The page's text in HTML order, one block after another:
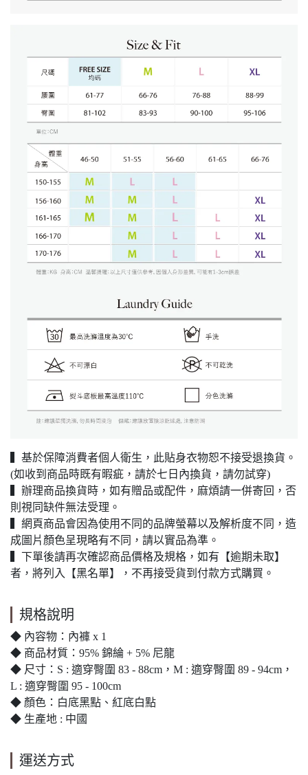
▍基於保障消費者個人衛生，此貼身衣物恕不接受退換貨。
(如收到商品時既有暇疵，請於七日內換貨，請勿試穿)
▍辦理商品換貨時，如有贈品或配件，麻煩請一併寄回，否
則視同缺件無法受理。
▍網頁商品會因為使用不同的品牌螢幕以及解析度不同，造
成圖片顏色呈現略有不同，請以實品為準。
▍下單後請再次確認商品價格及規格，如有【逾期未取】
者，將列入【黑名單】，不再接受貨到付款方式購買。
規格說明
◆ 內容物：內褲 x 1
◆ 商品材質：95% 錦綸 + 5% 尼龍
◆ 尺寸：S : 適穿臀圍 83 - 88cm，M : 適穿臀圍 89 - 94cm，
L : 適穿臀圍 95 - 100cm
◆ 顏色：白底黑點、紅底白點
◆ 生產地 : 中國
運送方式